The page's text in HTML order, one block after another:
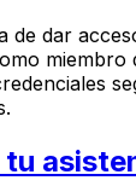
de dar
miembro